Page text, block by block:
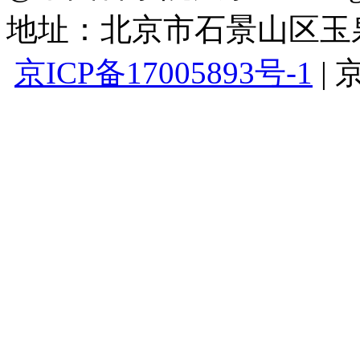
地址：北京市石景山区
京ICP备17005893号-1 |